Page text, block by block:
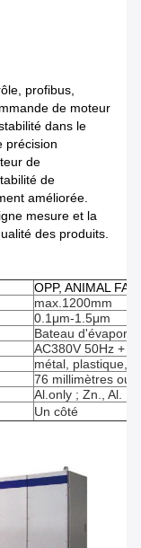
profibus,
de moteur
dans le
précision
de
de
améliorée.
mesure et la
des produits.
OPP, ANIMAL
max.1200mm
0.1μm-1.5μm
Bateau
AC380V 50Hz +
métal, plastique,
76 millimètres ou
Al.only ; Zn., Al.
Un côté